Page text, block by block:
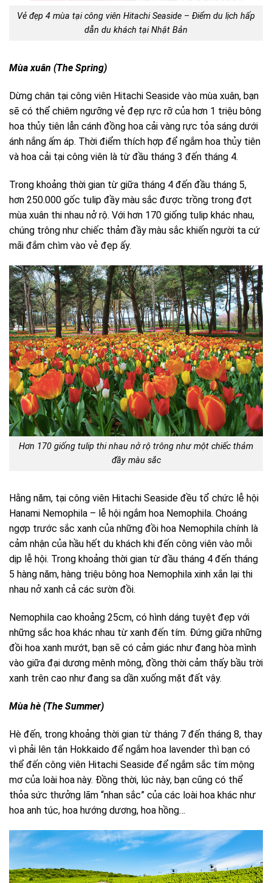
Vẻ đẹp 4 mùa tại công viên Hitachi Seaside – Điểm du lịch hấp
dẫn du khách tại Nhật Bản
Mùa xuân (The Spring)
Dừng chân tại công viên Hitachi Seaside vào mùa xuân, bạn
sẽ có thể chiêm ngưỡng vẻ đẹp rực rỡ của hơn 1 triệu bông
hoa thủy tiên lẫn cánh đồng hoa cải vàng rực tỏa sáng dưới
ánh nắng ấm áp. Thời điểm thích hợp để ngắm hoa thủy tiên
và hoa cải tại công viên là từ đầu tháng 3 đến tháng 4.
Trong khoảng thời gian từ giữa tháng 4 đến đầu tháng 5,
hơn 250.000 gốc tulip đầy màu sắc được trồng trong đợt
mùa xuân thi nhau nở rộ. Với hơn 170 giống tulip khác nhau,
chúng trông như chiếc thảm đầy màu sắc khiến người ta cứ
mãi đắm chìm vào vẻ đẹp ấy.
Hơn 170 giống tulip thi nhau nở rộ trông như một chiếc thảm
đầy màu sắc
Hằng năm, tại công viên Hitachi Seaside đều tổ chức lễ hội
Hanami Nemophila – lễ hội ngắm hoa Nemophila. Choáng
ngợp trước sắc xanh của những đồi hoa Nemophila chính là
cảm nhận của hầu hết du khách khi đến công viên vào mỗi
dịp lễ hội. Trong khoảng thời gian từ đầu tháng 4 đến tháng
5 hàng năm, hàng triệu bông hoa Nemophila xinh xắn lại thi
nhau nở xanh cả các sườn đồi.
Nemophila cao khoảng 25cm, có hình dáng tuyệt đẹp với
những sắc hoa khác nhau từ xanh đến tím. Đứng giữa những
đồi hoa xanh mướt, bạn sẽ có cảm giác như đang hòa mình
vào giữa đại dương mênh mông, đồng thời cảm thấy bầu trời
xanh trên cao như đang sa dần xuống mặt đất vậy.
Mùa hè (The Summer)
Hè đến, trong khoảng thời gian từ tháng 7 đến tháng 8, thay
vì phải lên tận Hokkaido để ngắm hoa lavender thì bạn có
thể đến công viên Hitachi Seaside để ngắm sắc tím mộng
mơ của loài hoa này. Đồng thời, lúc này, bạn cũng có thể
thỏa sức thưởng lãm “nhan sắc” của các loài hoa khác như
hoa anh túc, hoa hướng dương, hoa hồng…